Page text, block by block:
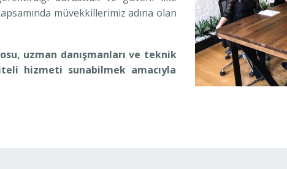
müvekkillerimiz adına olan
uzman danışmanları ve teknik
hizmeti sunabilmek amacıyla